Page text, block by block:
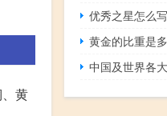
黄
优秀之星怎么写
黄金的比重是
中国及世界各